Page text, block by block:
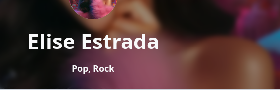
Elise Estrada
Pop, Rock